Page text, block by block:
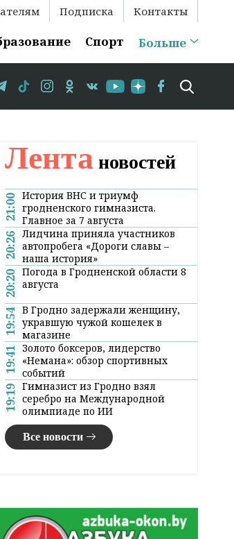
Подписка Контакты
Спорт Больше
35-86 // В Гродно временно
Лента новостей
21:00 История ВНС и триумф
гродненского гимназиста.
Главное за 7 августа
20:26 Лидчина приняла участников
автопробега «Дороги славы –
наша история»
20:20 Погода в Гродненской области 8
августа
19:54 В Гродно задержали женщину,
укравшую чужой кошелек в
магазине
19:41 Золото боксеров, лидерство
«Немана»: обзор спортивных
событий
19:19 Гимназист из Гродно взял
серебро на Международной
олимпиаде по ИИ
Все новости